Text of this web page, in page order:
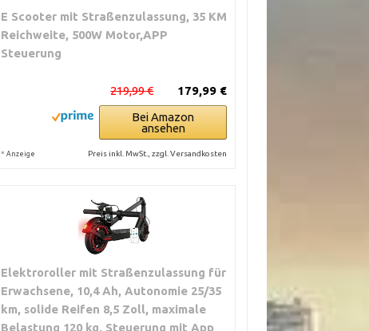
E Scooter mit Straßenzulassung, 35 KM
Reichweite, 500W Motor,APP
Steuerung
179,99 €
219,99 €
Bei Amazon
ansehen
* Anzeige Preis inkl. MwSt., zzgl. Versandkosten
Elektroroller mit Straßenzulassung für
Erwachsene, 10,4 Ah, Autonomie 25/35
km, solide Reifen 8,5 Zoll, maximale
Belastung 120 kg, Steuerung mit App